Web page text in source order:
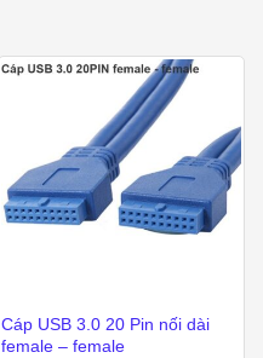
Cáp USB 3.0 20 Pin nối dài
female – female